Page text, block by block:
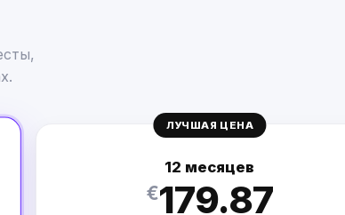
ЛУЧШАЯ ЦЕНА
12 месяцев
€179.87